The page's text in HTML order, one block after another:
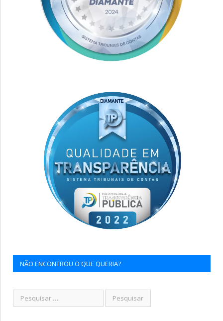
NÃO ENCONTROU O QUE QUERIA?